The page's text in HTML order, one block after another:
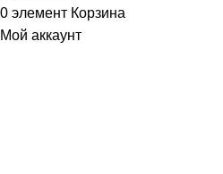
0 элемент Корзина
Мой аккаунт